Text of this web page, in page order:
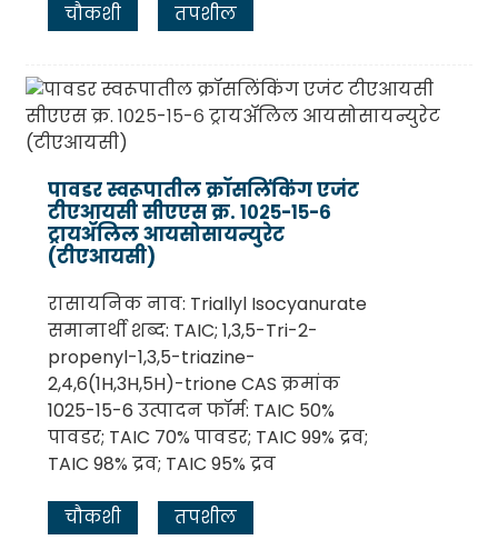
चौकशी तपशील
पावडर स्वरूपातील क्रॉसलिंकिंग एजंट
टीएआयसी सीएएस क्र. १०२५-१५-६
ट्रायॲलिल आयसोसायन्युरेट
(टीएआयसी)
रासायनिक नाव: Triallyl Isocyanurate
समानार्थी शब्द: TAIC; 1,3,5-Tri-2-
propenyl-1,3,5-triazine-
2,4,6(1H,3H,5H)-trione CAS क्रमांक
1025-15-6 उत्पादन फॉर्म: TAIC 50%
पावडर; TAIC 70% पावडर; TAIC 99% द्रव;
TAIC 98% द्रव; TAIC 95% द्रव
चौकशी तपशील